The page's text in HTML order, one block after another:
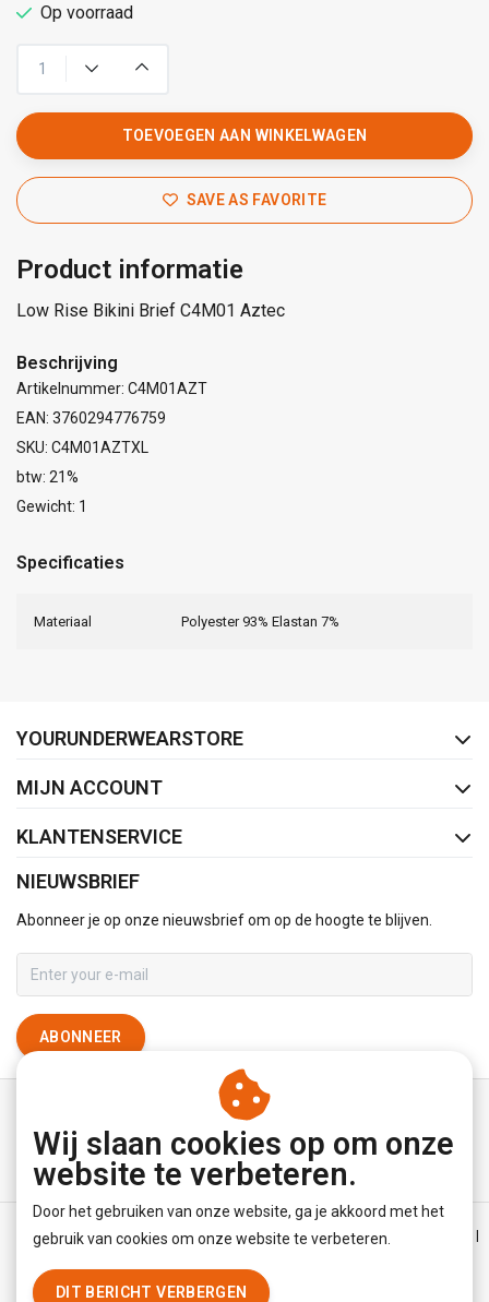
Op voorraad
TOEVOEGEN AAN WINKELWAGEN
SAVE AS FAVORITE
Product informatie
Low Rise Bikini Brief C4M01 Aztec
Beschrijving
Artikelnummer: C4M01AZT
EAN: 3760294776759
SKU: C4M01AZTXL
btw: 21%
Gewicht: 1
Specificaties
Materiaal Polyester 93% Elastan 7%
YOURUNDERWEARSTORE
MIJN ACCOUNT
KLANTENSERVICE
NIEUWSBRIEF
Abonneer je op onze nieuwsbrief om op de hoogte te blijven.
ABONNEER
Algemene voorwaarden | Disclaimer | Privacy Policy
|
Wij slaan cookies op om onze
website te verbeteren.
Door het gebruiken van onze website, ga je akkoord met het
gebruik van cookies om onze website te verbeteren.
DIT BERICHT VERBERGEN